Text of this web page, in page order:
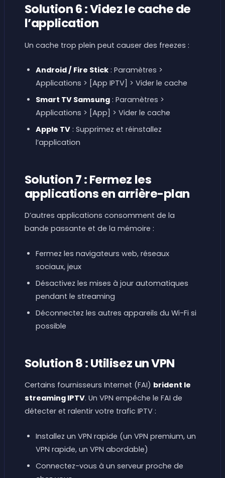
Solution 6 : Videz le cache de
l’application
Un cache trop plein peut causer des freezes :
Android / Fire Stick: Paramètres >
Applications > [App IPTV] > Vider le cache
Smart TV Samsung: Paramètres >
Applications > [App] > Vider le cache
Apple TV: Supprimez et réinstallez
l’application
Solution 7 : Fermez les
applications en arrière-plan
D’autres applications consomment de la
bande passante et de la mémoire :
Fermez les navigateurs web, réseaux
sociaux, jeux
Désactivez les mises à jour automatiques
pendant le streaming
Déconnectez les autres appareils du Wi-Fi si
possible
Solution 8 : Utilisez un VPN
Certains fournisseurs Internet (FAI) brident le
streaming IPTV. Un VPN empêche le FAI de
détecter et ralentir votre trafic IPTV :
Installez un VPN rapide (un VPN premium, un
VPN rapide, un VPN abordable)
Connectez-vous à un serveur proche de